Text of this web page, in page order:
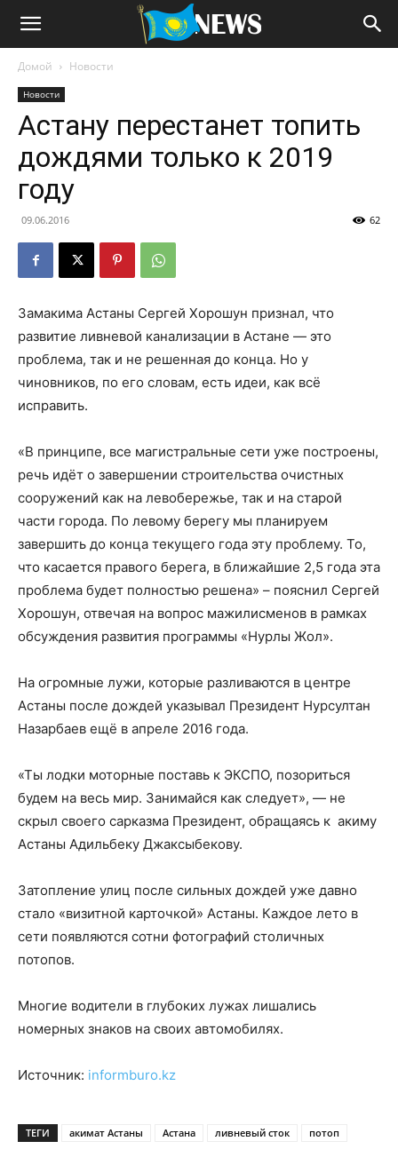
Домой Новости
Новости
Астану перестанет топить
дождями только к 2019
году
09.06.2016 62
Замакима Астаны Сергей Хорошун признал, что
развитие ливневой канализации в Астане — это
проблема, так и не решенная до конца. Но у
чиновников, по его словам, есть идеи, как всё
исправить.
«В принципе, все магистральные сети уже построены,
речь идёт о завершении строительства очистных
сооружений как на левобережье, так и на старой
части города. По левому берегу мы планируем
завершить до конца текущего года эту проблему. То,
что касается правого берега, в ближайшие 2,5 года эта
проблема будет полностью решена» – пояснил Сергей
Хорошун, отвечая на вопрос мажилисменов в рамках
обсуждения развития программы «Нурлы Жол».
На огромные лужи, которые разливаются в центре
Астаны после дождей указывал Президент Нурсултан
Назарбаев ещё в апреле 2016 года.
«Ты лодки моторные поставь к ЭКСПО, позориться
будем на весь мир. Занимайся как следует», — не
скрыл своего сарказма Президент, обращаясь к акиму
Астаны Адильбеку Джаксыбекову.
Затопление улиц после сильных дождей уже давно
стало «визитной карточкой» Астаны. Каждое лето в
сети появляются сотни фотографий столичных
потопов.
Многие водители в глубоких лужах лишались
номерных знаков на своих автомобилях.
Источник: informburo.kz
ТЕГИ акимат Астаны Астана ливневый сток потоп